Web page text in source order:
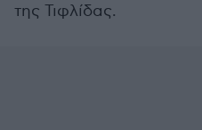
της Τιφλίδας.